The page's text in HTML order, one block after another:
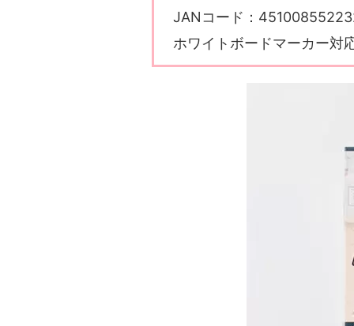
JANコード：
ホワイトボードマーカー対